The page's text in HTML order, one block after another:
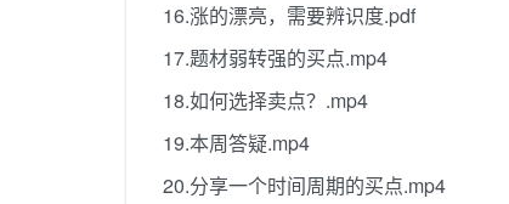
16.涨的漂亮，需要辨识度.pdf
17.题材弱转强的买点.mp4
18.如何选择卖点？.mp4
19.本周答疑.mp4
20.分享一个时间周期的买点.mp4